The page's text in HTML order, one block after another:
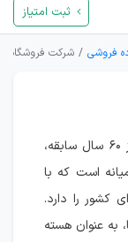
ثبت امتیاز
فروشی شرکت فروشگاه
شرکت فروشگاه‌های زنجیره‌ای اتکا با بیش از ۶۰ سال سابقه،
است که با
کشور را دارد.
به عنوان هسته